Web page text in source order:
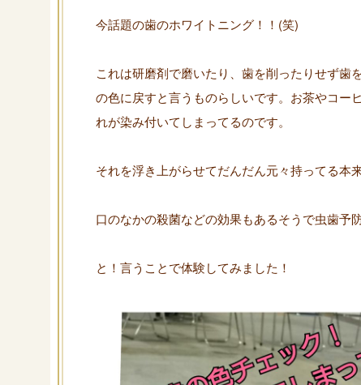
今話題の歯のホワイトニング！！(笑)
これは研磨剤で磨いたり、歯を削ったりせず
の色に戻すと言うものらしいです。お茶やコー
れが染み付いてしまってるのです。
それを浮き上がらせてだんだん元々持ってる本
口のなかの殺菌などの効果もあるそうで虫歯予
と！言うことで体験してみました！